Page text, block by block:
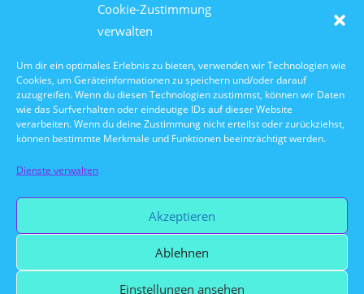
Cookie-Zustimmung
verwalten
Um dir ein optimales Erlebnis zu bieten, verwenden wir Technologien wie
Cookies, um Geräteinformationen zu speichern und/oder darauf
zuzugreifen. Wenn du diesen Technologien zustimmst, können wir Daten
wie das Surfverhalten oder eindeutige IDs auf dieser Website
verarbeiten. Wenn du deine Zustimmung nicht erteilst oder zurückziehst,
können bestimmte Merkmale und Funktionen beeinträchtigt werden.
Dienste verwalten
Akzeptieren
Ablehnen
Einstellungen ansehen
9. August 2026
14:30 Uhr Walhalla Schifffahrt
Vorherige Veranstaltung
Nächste Veranstaltung